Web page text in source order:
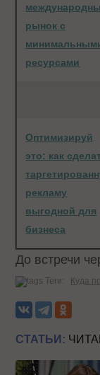
рынок с
ресурсами
Оптимизируй
это: как
рекламу
выгодной для
бизнеса
До встречи
Теги: Куда
СТАТЬИ: